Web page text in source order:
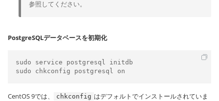
参照してください。
PostgreSQLデータベースを初期化
sudo service postgresql initdb
sudo chkconfig postgresql on
CentOS 9では、 chkconfig はデフォルトでインストールされていま